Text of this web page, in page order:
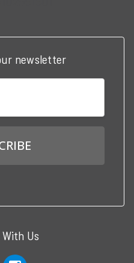
newsletter
Us